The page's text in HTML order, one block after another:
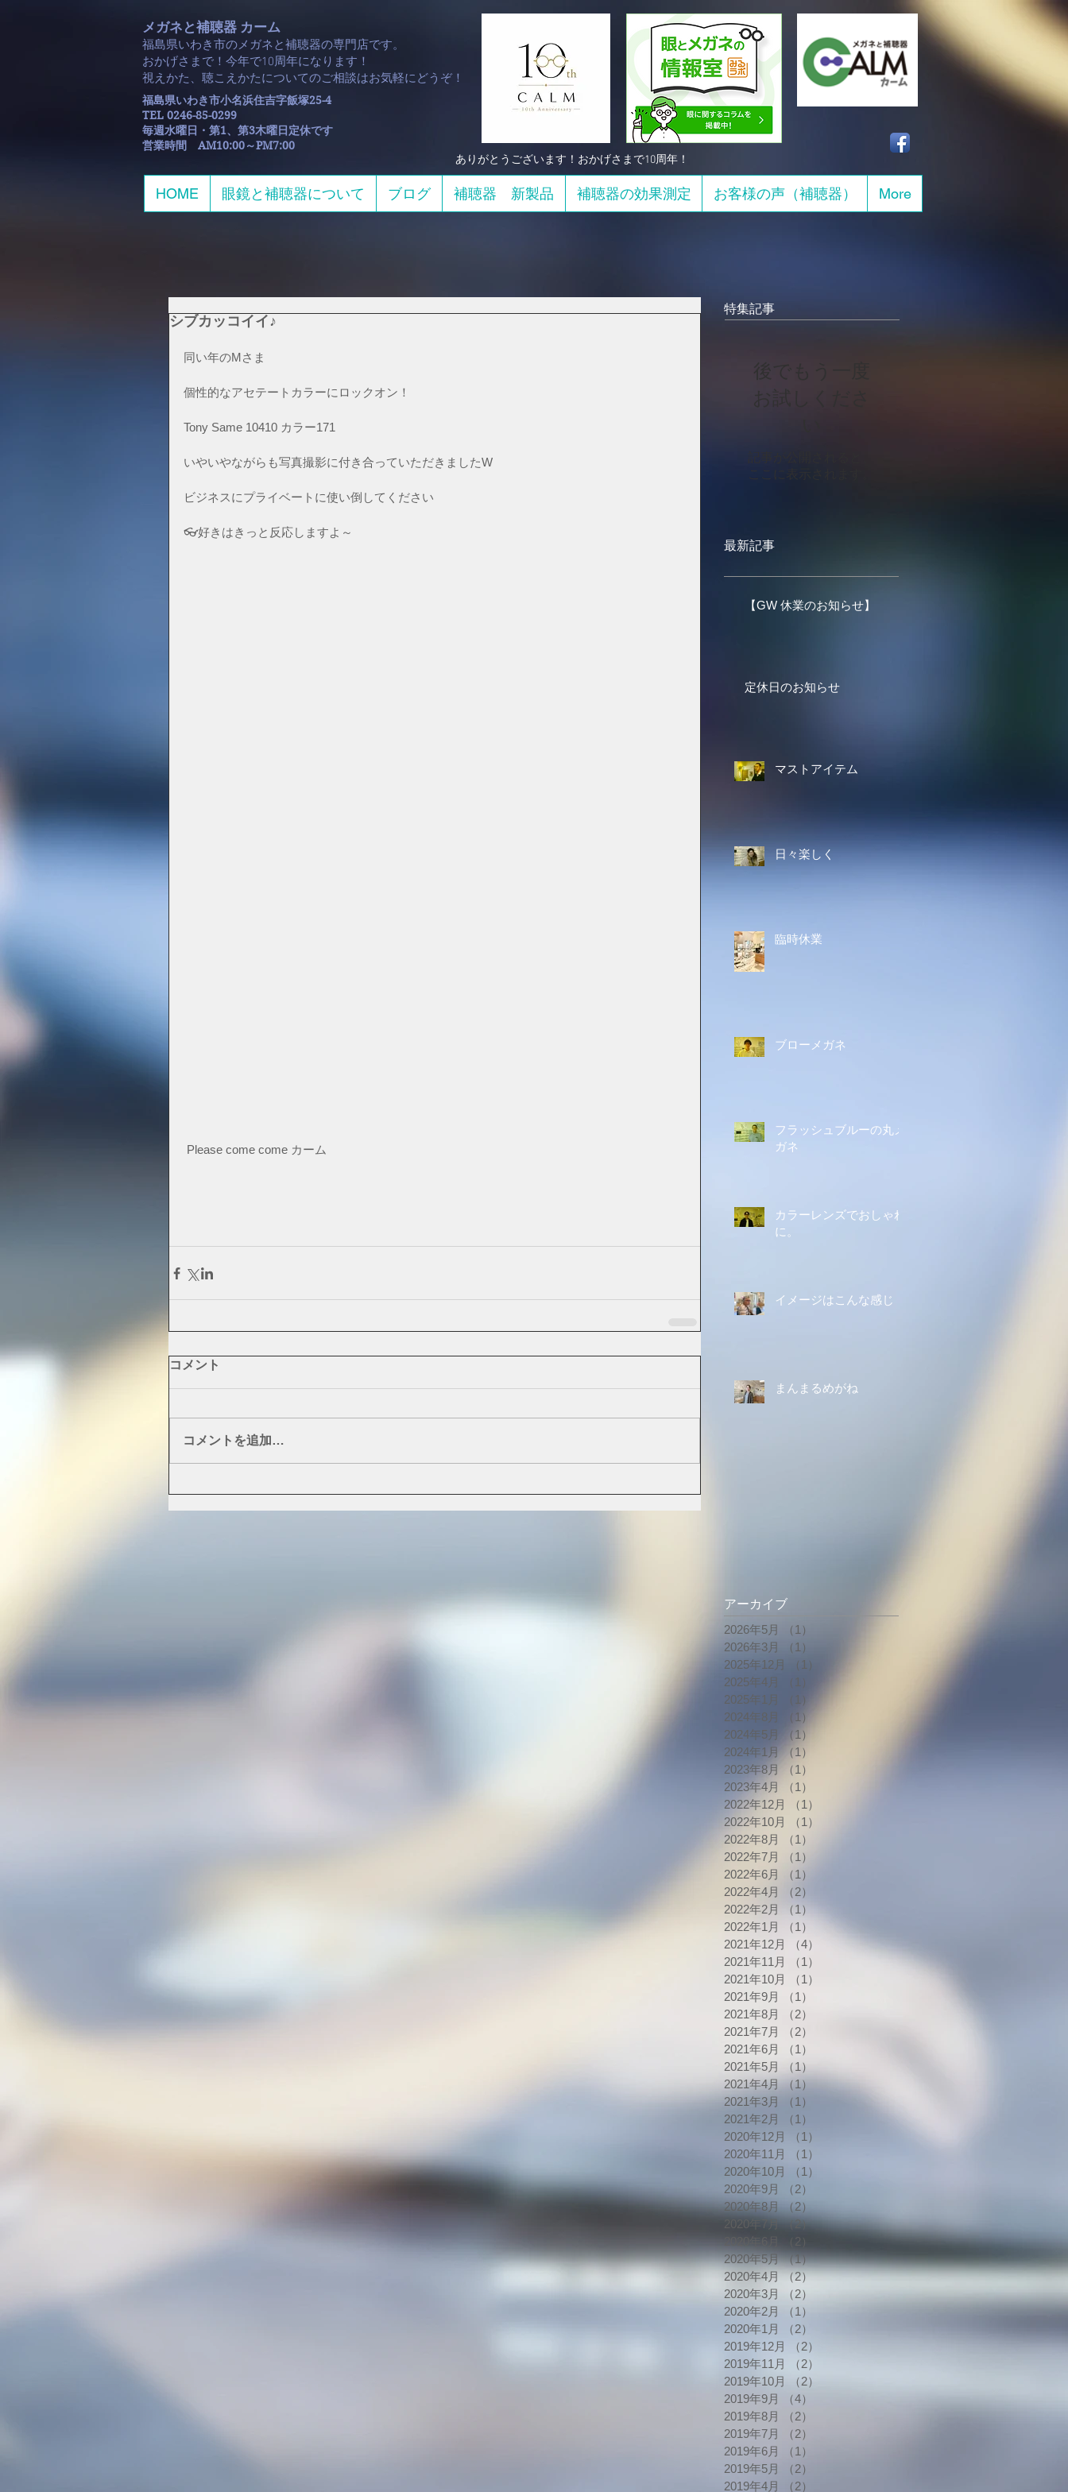
メガネと補聴器 カーム
福島県いわき市のメガネと補聴器の専門店です。
おかげさまで！今年で10周年になります！​
​視えかた、聴こえかたについてのご相談はお気軽にどうぞ！
HOME 眼鏡と補聴器について ブログ 補聴器 新製品 補聴器の効果測定 お客様の声（補聴器） More
福島県いわき市小名浜住吉字飯塚25-4
TEL 0246-85-0299
毎週水曜日・第1、第3木曜日定休です
​営業時間 AM10:00～PM7:00
​ありがとうございます！おかげさまで10周年！
シブカッコイイ♪
同い年のMさま
個性的なアセテートカラーにロックオン！
Tony Same 10410 カラー171
いやいやながらも写真撮影に付き合っていただきましたW
ビジネスにプライベートに使い倒してください
👓好きはきっと反応しますよ～
Please come come カーム
コメント
コメントを追加…
特集記事
お試しくださ
最新記事
【GW 休業のお知らせ】
定休日のお知らせ
マストアイテム
日々楽しく
臨時休業
ブローメガネ
フラッシュブルーの丸メ
ガネ
カラーレンズでおしゃれ
に。
イメージはこんな感じ
まんまるめがね
アーカイブ
2026年5月
（1）
2026年3月
（1）
2025年12月
（1）
2025年4月
（1）
2025年1月
（1）
2024年8月
（1）
2024年5月
（1）
2024年1月
（1）
2023年8月
（1）
2023年4月
（1）
2022年12月
（1）
2022年10月
（1）
2022年8月
（1）
2022年7月
（1）
2022年6月
（1）
2022年4月
（2）
2022年2月
（1）
2022年1月
（1）
2021年12月
（4）
2021年11月
（1）
2021年10月
（1）
2021年9月
（1）
2021年8月
（2）
2021年7月
（2）
2021年6月
（1）
2021年5月
（1）
2021年4月
（1）
1件の記事
2021年3月
（1）
2021年2月
（1）
2020年12月
（1）
2020年11月
（1）
2020年10月
（1）
2020年9月
（2）
2020年8月
（2）
2020年7月 （2）2件の記事
2020年6月
（2）
2020年5月 （1）1件の記事
2020年4月
（2）2件の記事
2020年3月
（2）
2020年2月
（1）
2020年1月
（2）
2019年12月
（2）
2019年11月
（2）
2019年10月
（2）
2019年9月
（4）
2019年8月
（2）
2019年7月
（2）
2019年6月
（1）
2019年5月
（2）
2019年4月
（2）